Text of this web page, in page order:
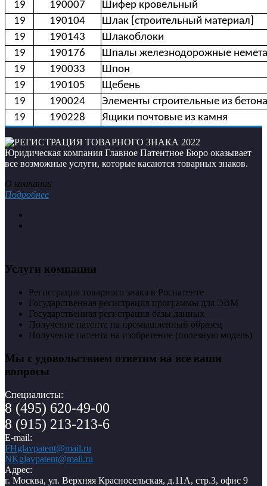
19 190007
Шифер кровельный
19
190104
Шлак [строительный материал]
19
190143
Шлакоблоки
19
190176
Шпалы железнодорожные
19
190033
Шпон
19
190105
Щебень
19
190024
Элементы строительные из бетона
19
190228 Ящики почтовые из камня
Юридическая компания Главное Патентное Бюро оказывает
все возможные услуги, которые касаются товарных знаков.
О компании
Подробнее
Услуги компании
Регистрация товарного знака в Роспатенте
Государственная регистрация программы для ЭВМ
Государственная регистрация базы данных
Получение патента на промышленный образец
Получение патента на изобретение (полезную модель)
Мы с удовольствием ответим на все ваши
вопросы
Специалисты:
8 (495) 620-49-00
8 (915) 213-213-6
E-mail:
FHglavpatent@mail.ru
NKglavpatent@mail.ru
Адрес:
г. Москва, ул. Верхняя Красносельская, д.11А, стр.3, офис 9